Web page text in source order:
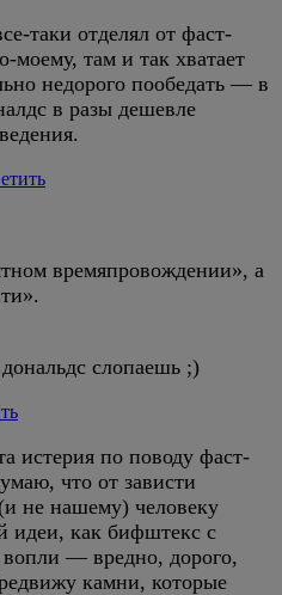
таки отделял от фаст-
там и так хватает
недорого пообедать — в
в разы дешевле
времяпровождении», а
слопаешь ;)
истерия по поводу фаст-
что от зависти
не нашему) человеку
идеи, как бифштекс с
— вредно, дорого,
камни, которые